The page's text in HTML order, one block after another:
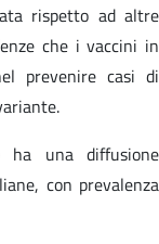
rispetto ad altre
che i vaccini in
prevenire casi di
ha una diffusione
con prevalenza